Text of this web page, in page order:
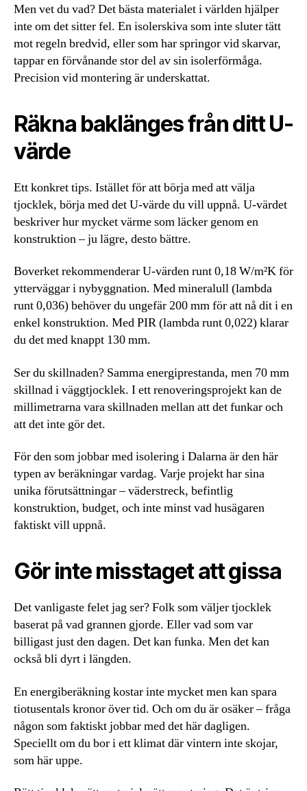
Men vet du vad? Det bästa materialet i världen hjälper
inte om det sitter fel. En isolerskiva som inte sluter tätt
mot regeln bredvid, eller som har springor vid skarvar,
tappar en förvånande stor del av sin isolerförmåga.
Precision vid montering är underskattat.
Räkna baklänges från ditt U-
värde
Ett konkret tips. Istället för att börja med att välja
tjocklek, börja med det U-värde du vill uppnå. U-värdet
beskriver hur mycket värme som läcker genom en
konstruktion – ju lägre, desto bättre.
Boverket rekommenderar U-värden runt 0,18 W/m²K för
ytterväggar i nybyggnation. Med mineralull (lambda
runt 0,036) behöver du ungefär 200 mm för att nå dit i en
enkel konstruktion. Med PIR (lambda runt 0,022) klarar
du det med knappt 130 mm.
Ser du skillnaden? Samma energiprestanda, men 70 mm
skillnad i väggtjocklek. I ett renoveringsprojekt kan de
millimetrarna vara skillnaden mellan att det funkar och
att det inte gör det.
För den som jobbar med isolering i Dalarna är den här
typen av beräkningar vardag. Varje projekt har sina
unika förutsättningar – väderstreck, befintlig
konstruktion, budget, och inte minst vad husägaren
faktiskt vill uppnå.
Gör inte misstaget att gissa
Det vanligaste felet jag ser? Folk som väljer tjocklek
baserat på vad grannen gjorde. Eller vad som var
billigast just den dagen. Det kan funka. Men det kan
också bli dyrt i längden.
En energiberäkning kostar inte mycket men kan spara
tiotusentals kronor över tid. Och om du är osäker – fråga
någon som faktiskt jobbar med det här dagligen.
Speciellt om du bor i ett klimat där vintern inte skojar,
som här uppe.